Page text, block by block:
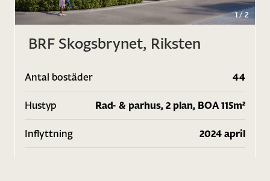
1/2
BRF Skogsbrynet, Riksten
Antal bostäder 44
Hustyp Rad- & parhus, 2 plan, BOA 115m²
Inflyttning 2024 april